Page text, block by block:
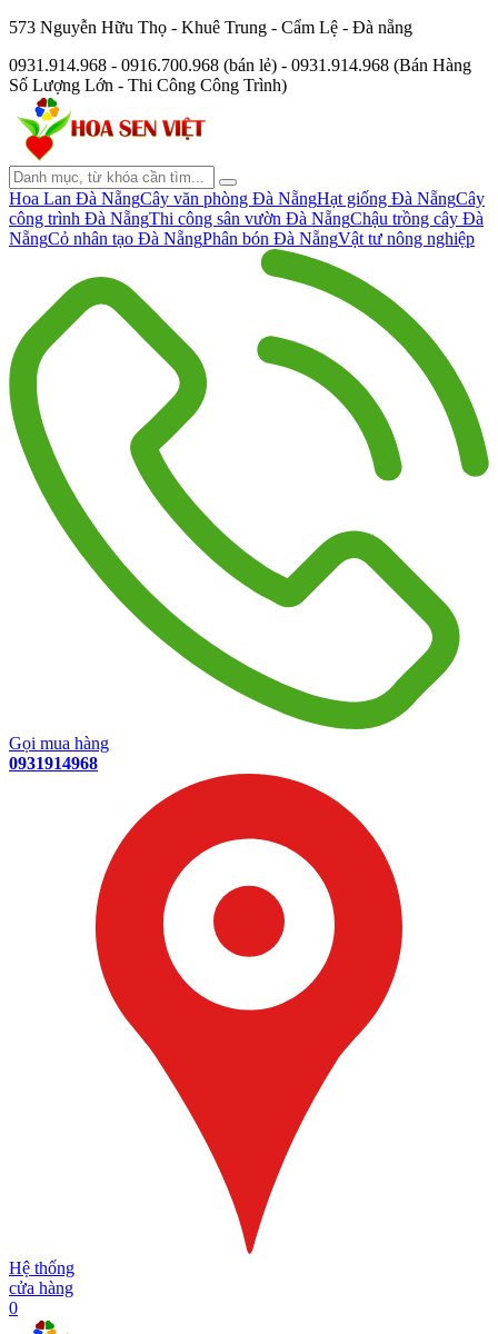
573 Nguyễn Hữu Thọ - Khuê Trung - Cẩm Lệ - Đà nẵng
0931.914.968 - 0916.700.968 (bán lẻ) - 0931.914.968 (Bán Hàng
Số Lượng Lớn - Thi Công Công Trình)
Hoa Lan Đà NẵngCây văn phòng Đà NẵngHạt giống Đà NẵngCây
công trình Đà NẵngThi công sân vườn Đà NẵngChậu trồng cây Đà
NẵngCỏ nhân tạo Đà NẵngPhân bón Đà NẵngVật tư nông nghiệp
Gọi mua hàng
0931914968
Hệ thống
cửa hàng
0